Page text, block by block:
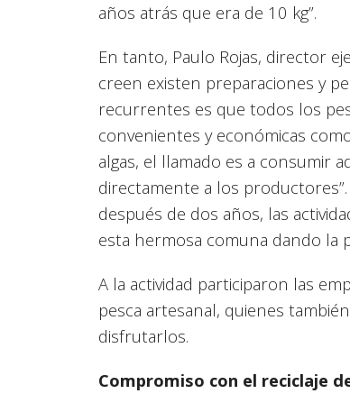
años atrás que era de 10 kg”.
En tanto, Paulo Rojas, director
creen existen preparaciones y
recurrentes es que todos los
convenientes y económicas
algas, el llamado es a consumir
directamente a los
después de dos años, las
esta hermosa comuna dando la
A la actividad participaron las
pesca artesanal, quienes
disfrutarlos.
Compromiso con el reciclaje